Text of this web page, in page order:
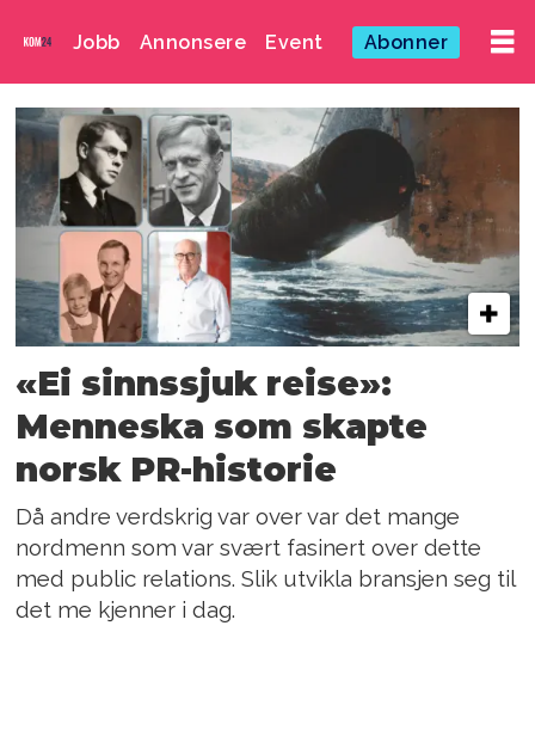
Jobb Annonsere Event Abonner
Emne:
trond
andresen
«Ei sinnssjuk reise»:
Menneska som skapte
norsk PR-historie
Då andre verdskrig var over var det mange
nordmenn som var svært fasinert over dette
med public relations. Slik utvikla bransjen seg til
det me kjenner i dag.